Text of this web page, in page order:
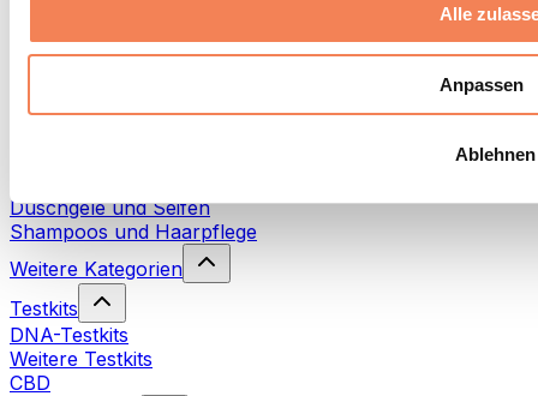
Weitere Informationen über die Verarbeitung Ihrer Daten
Datenschutzerklärung
Alle
Anpassen
Ablehnen
Wasserfilter und Kannen
Waschmittel
Duschgele und Seifen
Shampoos und Haarpflege
Weitere Kategorien
Testkits
DNA-Testkits
Weitere Testkits
CBD